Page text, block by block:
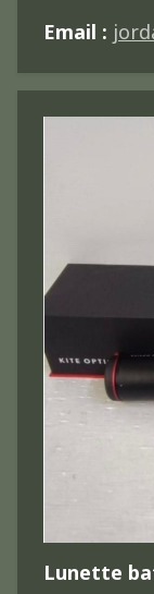
Email :
Lunette